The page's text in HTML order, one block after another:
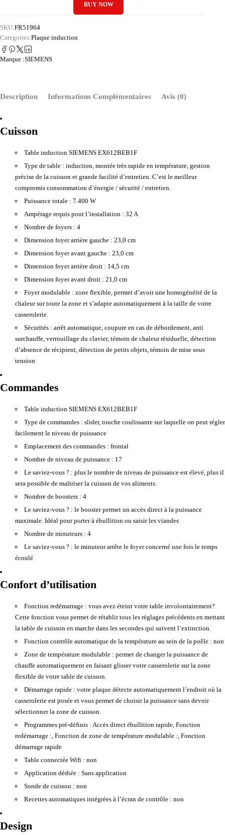
BUY NOW
SKU:FR51964
Categories:Plaque induction
Marque :SIEMENS
Description Informations Complémentaires Avis (0)
Cuisson
Table induction SIEMENS EX612BEB1F
Type de table : induction, montée très rapide en température, gestion
précise de la cuisson et grande facilité d’entretien. C’est le meilleur
compromis consommation d’énergie / sécurité / entretien.
Puissance totale : 7.400 W
Ampérage requis pour l’installation : 32 A
Nombre de foyers : 4
Dimension foyer arrière gauche : 23,0 cm
Dimension foyer avant gauche : 23,0 cm
Dimension foyer arrière droit : 14,5 cm
Dimension foyer avant droit : 21,0 cm
Foyer modulable : zone flexible, permet d’avoir une homogénéité de la
chaleur sur toute la zone et s’adapte automatiquement à la taille de votre
casserolerie.
Sécurités : arrêt automatique, coupure en cas de débordement, anti
surchauffe, verrouillage du clavier, témoin de chaleur résiduelle, détection
d’absence de récipient, détection de petits objets, témoin de mise sous
tension
Commandes
Table induction SIEMENS EX612BEB1F
Type de commandes : slider, touche coulissante sur laquelle on peut régler
facilement le niveau de puissance
Emplacement des commandes : frontal
Nombre de niveau de puissance : 17
Le saviez-vous ? : plus le nombre de niveau de puissance est élevé, plus il
sera possible de maîtriser la cuisson de vos aliments.
Nombre de boosters : 4
Le saviez-vous ? : le booster permet un accès direct à la puissance
maximale. Idéal pour porter à ébullition ou saisir les viandes
Nombre de minuteurs : 4
Le saviez-vous ? : le minuteur arrête le foyer concerné une fois le temps
écoulé
Confort d’utilisation
Fonction redémarrage : vous avez éteint votre table involontairement?
Cette fonction vous permet de rétablir tous les réglages précédents en mettant
la table de cuisson en marche dans les secondes qui suivent l’extinction.
Fonction contrôle automatique de la température au sein de la poêle : non
Zone de température modulable : permet de changer la puissance de
chauffe automatiquement en faisant glisser votre casserolerie sur la zone
flexible de votre table de cuisson.
Démarrage rapide : votre plaque détecte automatiquement l’endroit où la
casserolerie est posée et vous permet de choisir la puissance sans devoir
sélectionner la zone de cuisson.
Programmes pré-définis : Accès direct ébullition rapide, Fonction
redémarrage :, Fonction de zone de température modulable :, Fonction
démarrage rapide
Table connectée Wifi : non
Application dédiée : Sans application
Sonde de cuisson : non
Recettes automatiques intégrées à l’écran de contrôle : non
Design